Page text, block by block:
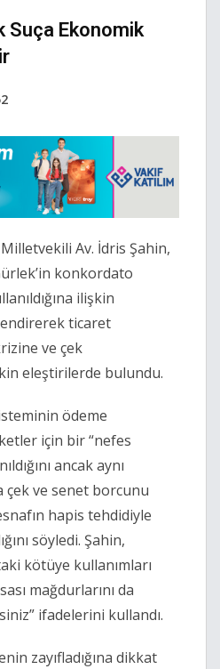
Suça Ekonomik
Av. İdris Şahin,
konkordato
ilişkin
ticaret
ve çek
eleştirilerde bulundu.
ödeme
için bir “nefes
ancak aynı
ve senet borcunu
hapis tehdidiyle
söyledi. Şahin,
kötüye kullanımları
mağdurlarını da
ifadelerini kullandı.
zayıfladığına dikkat